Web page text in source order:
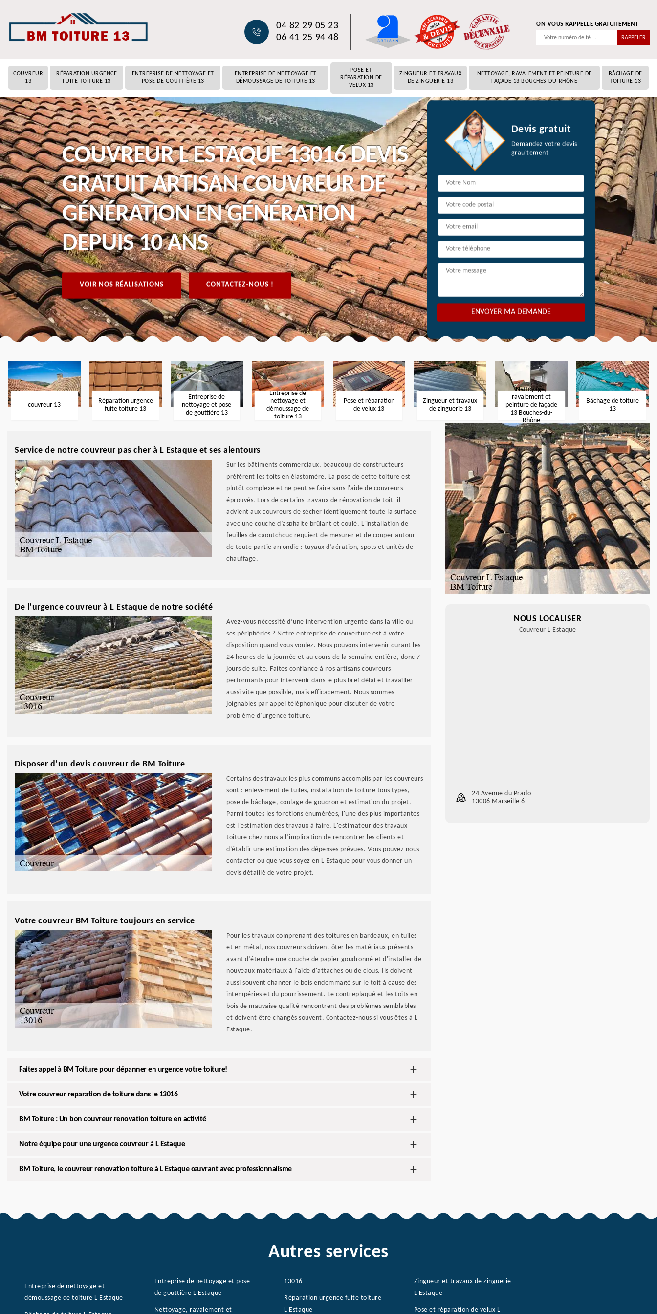
04 82 29 05 23
06 41 25 94 48
ON VOUS RAPPELLE GRATUITEMENT
COUVREUR
13
RÉPARATION URGENCE
FUITE TOITURE 13
ENTREPRISE DE NETTOYAGE ET
POSE DE GOUTTIÈRE 13
ENTREPRISE DE NETTOYAGE ET
DÉMOUSSAGE DE TOITURE 13
POSE ET
RÉPARATION DE
VELUX 13
ZINGUEUR ET TRAVAUX
DE ZINGUERIE 13
NETTOYAGE, RAVALEMENT ET PEINTURE DE
FAÇADE 13 BOUCHES-DU-RHÔNE
BÂCHAGE DE
TOITURE 13
COUVREUR L ESTAQUE 13016 DEVIS
GRATUIT ARTISAN COUVREUR DE
GÉNÉRATION EN GÉNÉRATION
DEPUIS 10 ANS
VOIR NOS RÉALISATIONS CONTACTEZ-NOUS !
Devis gratuit
Demandez votre devis
grauitement
couvreur 13
Réparation urgence
fuite toiture 13
Entreprise de
nettoyage et pose
de gouttière 13
Entreprise de
nettoyage et
démoussage de
toiture 13
Pose et réparation
de velux 13
Zingueur et travaux
de zinguerie 13
Nettoyage,
ravalement et
peinture de façade
13 Bouches-du-
Rhône
Bâchage de toiture
13
Service de notre couvreur pas cher à L Estaque et ses alentours
Sur les bâtiments commerciaux, beaucoup de constructeurs
préfèrent les toits en élastomère. La pose de cette toiture est
plutôt complexe et ne peut se faire sans l'aide de couvreurs
éprouvés. Lors de certains travaux de rénovation de toit, il
advient aux couvreurs de sécher identiquement toute la surface
avec une couche d’asphalte brûlant et coulé. L'installation de
feuilles de caoutchouc requiert de mesurer et de couper autour
de toute partie arrondie : tuyaux d’aération, spots et unités de
chauffage.
De l’urgence couvreur à L Estaque de notre société
Avez-vous nécessité d’une intervention urgente dans la ville ou
ses périphéries ? Notre entreprise de couverture est à votre
disposition quand vous voulez. Nous pouvons intervenir durant les
24 heures de la journée et au cours de la semaine entière, donc 7
jours de suite. Faites confiance à nos artisans couvreurs
performants pour intervenir dans le plus bref délai et travailler
aussi vite que possible, mais efficacement. Nous sommes
joignables par appel téléphonique pour discuter de votre
problème d’urgence toiture.
Disposer d’un devis couvreur de BM Toiture
Certains des travaux les plus communs accomplis par les couvreurs
sont : enlèvement de tuiles, installation de toiture tous types,
pose de bâchage, coulage de goudron et estimation du projet.
Parmi toutes les fonctions énumérées, l'une des plus importantes
est l'estimation des travaux à faire. L'estimateur des travaux
toiture chez nous a l’implication de rencontrer les clients et
d’établir une estimation des dépenses prévues. Vous pouvez nous
contacter où que vous soyez en L Estaque pour vous donner un
devis détaillé de votre projet.
Votre couvreur BM Toiture toujours en service
Pour les travaux comprenant des toitures en bardeaux, en tuiles
et en métal, nos couvreurs doivent ôter les matériaux présents
avant d’étendre une couche de papier goudronné et d'installer de
nouveaux matériaux à l'aide d'attaches ou de clous. Ils doivent
aussi souvent changer le bois endommagé sur le toit à cause des
intempéries et du pourrissement. Le contreplaqué et les toits en
bois de mauvaise qualité rencontrent des problèmes semblables
et doivent être changés souvent. Contactez-nous si vous êtes à L
Estaque.
Faites appel à BM Toiture pour dépanner en urgence votre toiture!
Votre couvreur reparation de toiture dans le 13016
BM Toiture : Un bon couvreur renovation toiture en activité
Notre équipe pour une urgence couvreur à L Estaque
BM Toiture, le couvreur renovation toiture à L Estaque œuvrant avec professionnalisme
NOUS LOCALISER
Couvreur L Estaque
24 Avenue du Prado
13006 Marseille 6
Autres services
Entreprise de nettoyage et
démoussage de toiture L Estaque
Entreprise de nettoyage et pose
de gouttière L Estaque
Nettoyage, ravalement et
13016
Réparation urgence fuite toiture
L Estaque
Zingueur et travaux de zinguerie
L Estaque
Pose et réparation de velux L